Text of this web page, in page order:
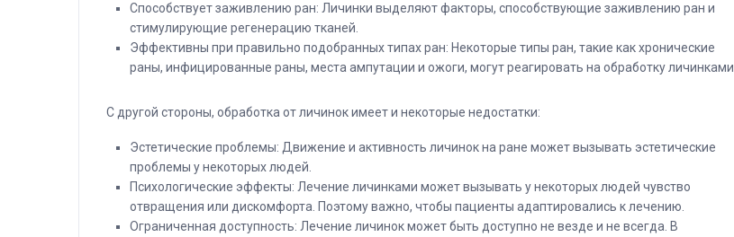
Способствует заживлению ран: Личинки выделяют факторы, способствующие заживлению ран и
стимулирующие регенерацию тканей.
Эффективны при правильно подобранных типах ран: Некоторые типы ран, такие как хронические
раны, инфицированные раны, места ампутации и ожоги, могут реагировать на обработку личинками.
С другой стороны, обработка от личинок имеет и некоторые недостатки:
Эстетические проблемы: Движение и активность личинок на ране может вызывать эстетические
проблемы у некоторых людей.
Психологические эффекты: Лечение личинками может вызывать у некоторых людей чувство
отвращения или дискомфорта. Поэтому важно, чтобы пациенты адаптировались к лечению.
Ограниченная доступность: Лечение личинок может быть доступно не везде и не всегда. В